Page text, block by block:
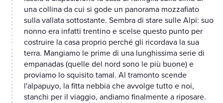
una collina da cui si gode un panorama mozzafiato
sulla vallata sottostante. Sembra di stare sulle Alpi: suo
nonno era infatti trentino e scelse questo punto per
costruire la casa proprio perché gli ricordava la sua
terra. Mangiamo le prime di una lunghissima serie di
empanadas (quelle del nord sono le più buone) e
proviamo lo squisito tamal. Al tramonto scende
l'alpapuyo, la fitta nebbia che avvolge tutto e noi,
stanchi per il viaggio, andiamo finalmente a riposare.